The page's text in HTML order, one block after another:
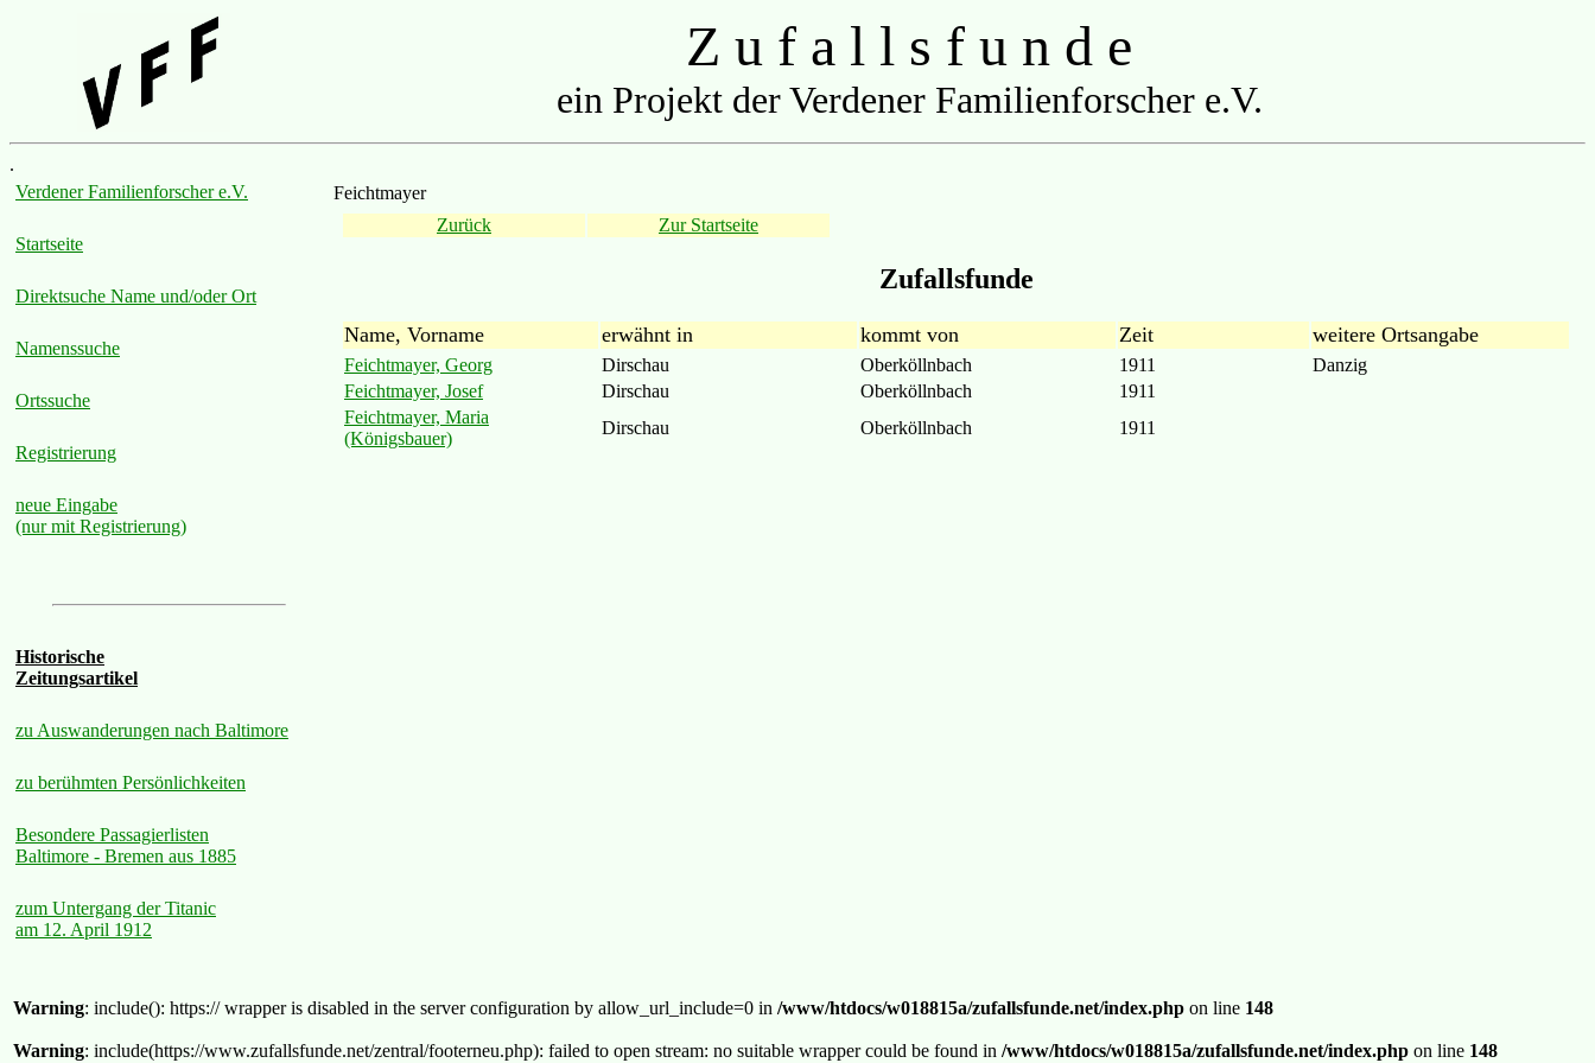
Z u f a l l s f u n d e
ein Projekt der Verdener Familienforscher e.V.
.
Verdener Familienforscher e.V.
Startseite
Direktsuche Name und/oder Ort
Namenssuche
Ortssuche
Registrierung
neue Eingabe
(nur mit Registrierung)
Historische
Zeitungsartikel
zu Auswanderungen nach Baltimore
zu berühmten Persönlichkeiten
Besondere Passagierlisten
Baltimore - Bremen aus 1885
zum Untergang der Titanic
am 12. April 1912
Feichtmayer
Zurück
Zur Startseite
Zufallsfunde
Name, Vorname erwähnt in kommt von Zeit weitere Ortsangabe
Feichtmayer, Georg Dirschau Oberköllnbach 1911
Danzig
Feichtmayer, Josef
Dirschau Oberköllnbach
1911
Feichtmayer, Maria
(Königsbauer)
Dirschau Oberköllnbach 1911
Warning: include(): https:// wrapper is disabled in the server configuration by allow_url_include=0 in /www/htdocs/w018815a/zufallsfunde.net/index.php on line 148
Warning: include(https://www.zufallsfunde.net/zentral/footerneu.php): failed to open stream: no suitable wrapper could be found in /www/htdocs/w018815a/zufallsfunde.net/index.php on line 148